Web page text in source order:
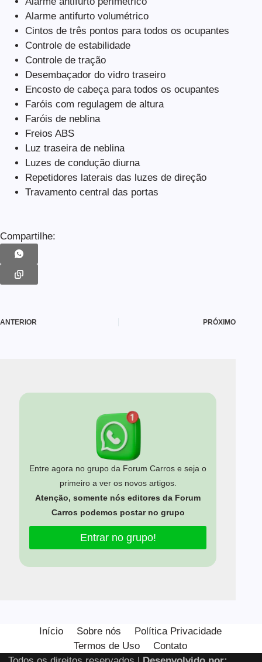
Alarme antifurto volumétrico
Cintos de três pontos para todos os ocupantes
Controle de estabilidade
Controle de tração
Desembaçador do vidro traseiro
Encosto de cabeça para todos os ocupantes
Faróis com regulagem de altura
Faróis de neblina
Freios ABS
Luz traseira de neblina
Luzes de condução diurna
Repetidores laterais das luzes de direção
Travamento central das portas
Compartilhe:
ANTERIOR PRÓXIMO
Entre agora no grupo da Forum Carros e seja o
primeiro a ver os novos artigos.
Atenção, somente nós editores da Forum
Carros podemos postar no grupo
Entrar no grupo!
Início Sobre nós
Política Privacidade
Termos de Uso
Contato
experiência em nosso site.
Você pode saber mais sobre quais cookies estamos usando
ou desativá-los emconfigurações